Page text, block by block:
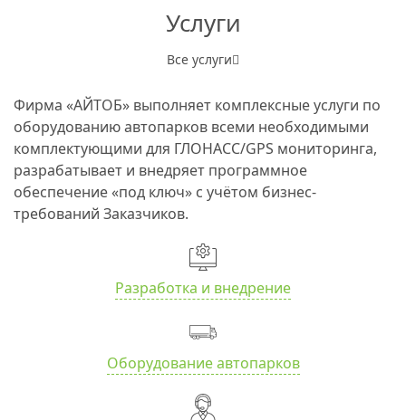
Услуги
Все услуги
Фирма «АЙТОБ» выполняет комплексные услуги по
оборудованию автопарков всеми необходимыми
комплектующими для ГЛОНАСС/GPS мониторинга,
разрабатывает и внедряет программное
обеспечение «под ключ» с учётом бизнес-
требований Заказчиков.
Разработка и внедрение
Оборудование автопарков